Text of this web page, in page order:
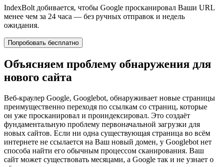
IndexBolt добивается, чтобы Google просканировал Ваши URL
менее чем за 24 часа — без ручных отправок и недель
ожидания.
Попробовать бесплатно
Объясняем проблему обнаружения для
нового сайта
Веб-краулер Google, Googlebot, обнаруживает новые страницы
преимущественно переходя по ссылкам со страниц, которые
он уже просканировал и проиндексировал. Это создаёт
фундаментальную проблему первоначальной загрузки для
новых сайтов. Если ни одна существующая страница во всём
интернете не ссылается на Ваш новый домен, у Googlebot нет
способа найти его обычным процессом сканирования. Ваш
сайт может существовать месяцами, а Google так и не узнает о